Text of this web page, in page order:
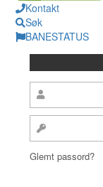
Kontakt
Søk
BANESTATUS
Glemt passord?